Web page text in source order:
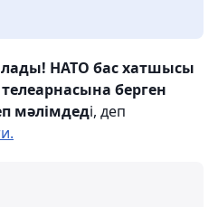
НАТО бас хатшысы
берген
мәлімдеді, деп